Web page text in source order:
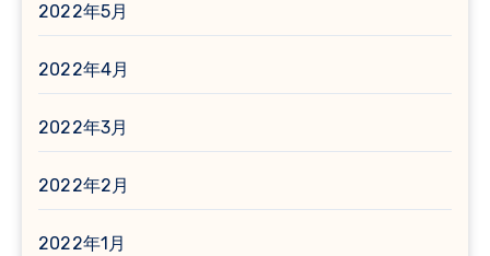
2022年5月
2022年4月
2022年3月
2022年2月
2022年1月